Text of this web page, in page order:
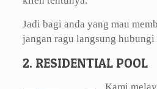
Jadi bagi anda yang mau
jangan ragu langsung hubungi
2. RESIDENTIAL POOL